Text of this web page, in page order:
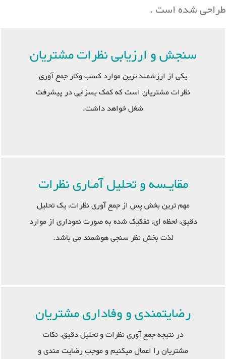
طراحی شده است .
سنجش و ارزیابی نظرات مشتریان
یکی از ارزشمند ترین موارد کسب وکار جمع آوری
نظرات مشتریان است که کمک بسزایی در پیشرفت
شغل خواهد داشت.
مقایـسه و تحلیل آمـاری نظرات
مهم ترین بخش پس از جمع آوری نظرات، یک تحلیل
دقیق، لحظه ای، تفکیک شده به صورت نموداری از موارد
لذت بخش نظر سنجی هوشمند می باشد.
رضایتمندی و وفاداری مشتریان
در نتیجه جمع آوری نظرات و تحلیل دقیق، نکات
مشتریان را اعمال میکنیم و موجب رضایت مندی و